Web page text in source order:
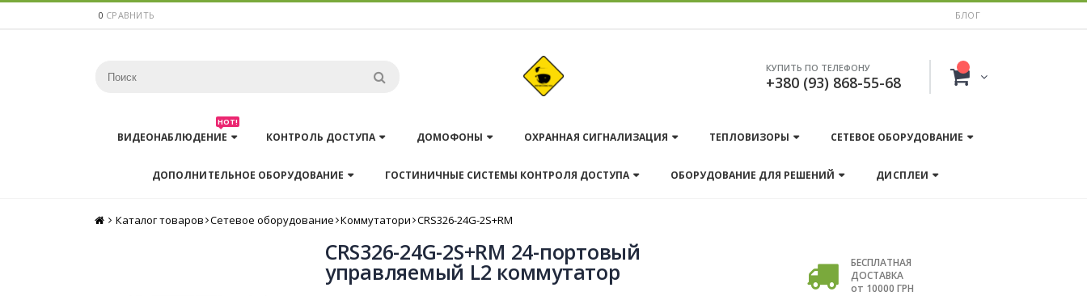
0 СРАВНИТЬ БЛОГ
КУПИТЬ ПО ТЕЛЕФОНУ
+380 (93) 868-55-68
ВИДЕОНАБЛЮДЕНИЕ
HOT!
КОНТРОЛЬ ДОСТУПА ДОМОФОНЫ ОХРАННАЯ СИГНАЛИЗАЦИЯ ТЕПЛОВИЗОРЫ СЕТЕВОЕ ОБОРУДОВАНИЕ
ДОПОЛНИТЕЛЬНОЕ ОБОРУДОВАНИЕ ГОСТИНИЧНЫЕ СИСТЕМЫ КОНТРОЛЯ ДОСТУПА ОБОРУДОВАНИЕ ДЛЯ РЕШЕНИЙ ДИСПЛЕИ
Главная
Каталог товаров Сетевое оборудование Коммутатори CRS326-24G-2S+RM
CRS326-24G-2S+RM 24-портовый
управляемый L2 коммутатор
БЕСПЛАТНАЯ
ДОСТАВКА
от 10000 ГРН